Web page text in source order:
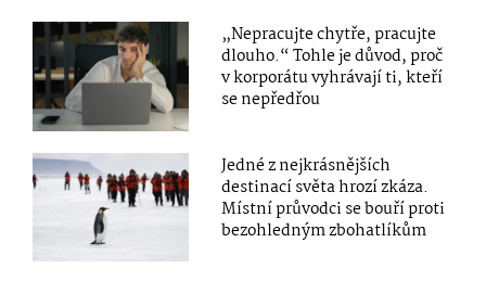
„Nepracujte chytře, pracujte
dlouho.“ Tohle je důvod, proč
v korporátu vyhrávají ti, kteří
se nepředřou
Jedné z nejkrásnějších
destinací světa hrozí zkáza.
Místní průvodci se bouří proti
bezohledným zbohatlíkům